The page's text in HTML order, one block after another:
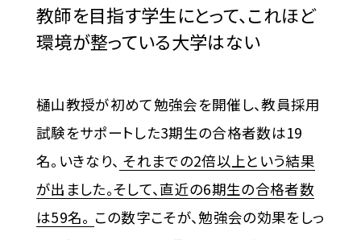
教師を目指す学生にとって、これほど
環境が整っている大学はない
樋山教授が初めて勉強会を開催し、教員採用
試験をサポートした3期生の合格者数は19
名。いきなり、 それまでの2倍以上という結果
が出ました。そして、直近の6期生の合格者数
は59名。 この数字こそが、勉強会の効果をしっ